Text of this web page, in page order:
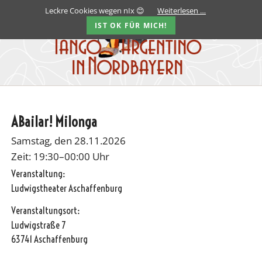
ABailar! Milonga
Samstag, den 28.11.2026
Zeit: 19:30–00:00 Uhr
Veranstaltung:
Ludwigstheater Aschaffenburg
Veranstaltungsort:
Ludwigstraße 7
63741 Aschaffenburg
Leckre Cookies wegen nIx 😊 Weiterlesen …
IST OK FÜR MICH!